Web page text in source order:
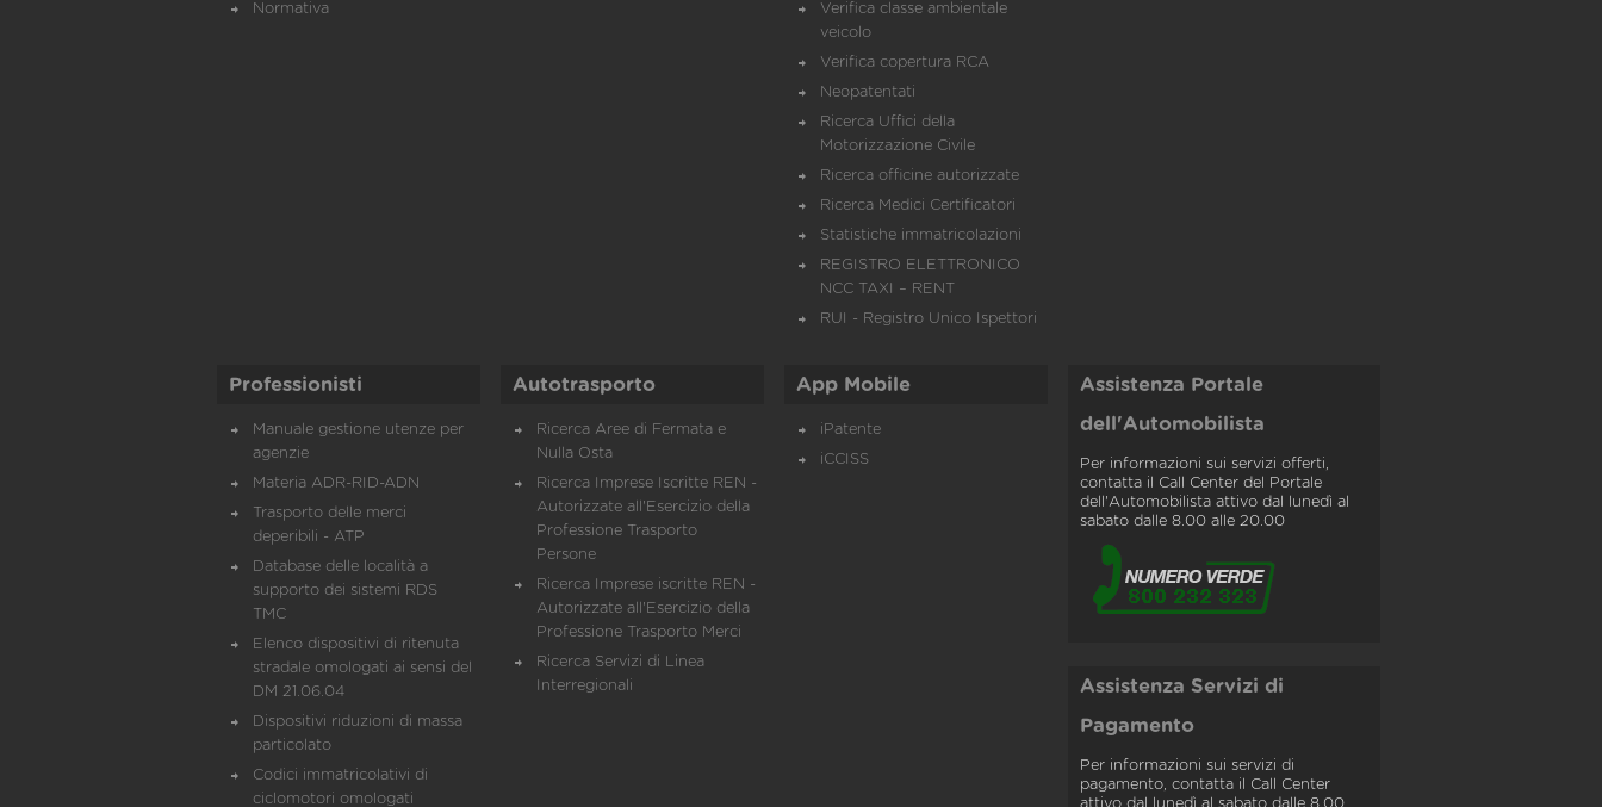
Normativa
Verifica classe ambientale
veicolo
Verifica copertura RCA
Neopatentati
Ricerca Uffici della
Motorizzazione Civile
Ricerca officine autorizzate
Ricerca Medici Certificatori
Statistiche immatricolazioni
REGISTRO ELETTRONICO
NCC TAXI – RENT
RUI - Registro Unico Ispettori
Professionisti
Manuale gestione utenze per
agenzie
Materia ADR-RID-ADN
Trasporto delle merci
deperibili - ATP
Database delle località a
supporto dei sistemi RDS
TMC
Elenco dispositivi di ritenuta
stradale omologati ai sensi del
DM 21.06.04
Dispositivi riduzioni di massa
particolato
Codici immatricolativi di
ciclomotori omologati
Autotrasporto
Ricerca Aree di Fermata e
Nulla Osta
Ricerca Imprese Iscritte REN -
Autorizzate all'Esercizio della
Professione Trasporto
Persone
Ricerca Imprese iscritte REN -
Autorizzate all'Esercizio della
Professione Trasporto Merci
Ricerca Servizi di Linea
Interregionali
App Mobile
iPatente
iCCISS
Assistenza Portale
dell'Automobilista
Per informazioni sui servizi offerti,
contatta il Call Center del Portale
dell'Automobilista attivo dal lunedì al
sabato dalle 8.00 alle 20.00
Assistenza Servizi di
Pagamento
Per informazioni sui servizi di
pagamento, contatta il Call Center